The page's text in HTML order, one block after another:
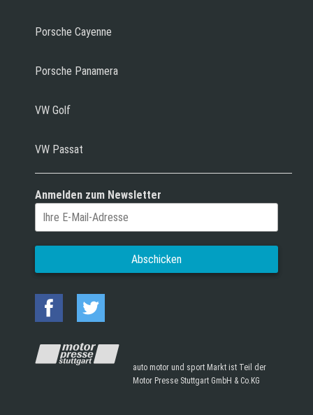
Porsche Cayenne
Porsche Panamera
VW Golf
VW Passat
Anmelden zum Newsletter
auto motor und sport Markt ist Teil der
Motor Presse Stuttgart GmbH & Co.KG